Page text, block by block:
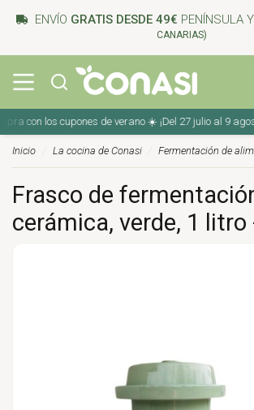
ENVÍO GRATIS DESDE 49€ PENÍNSULA
CANARIAS)
con los cupones de verano ☀️ ¡Del 27 julio al 9 agosto!
Inicio La cocina de Conasi Fermentación de
Frasco de
cerámica, verde, 1